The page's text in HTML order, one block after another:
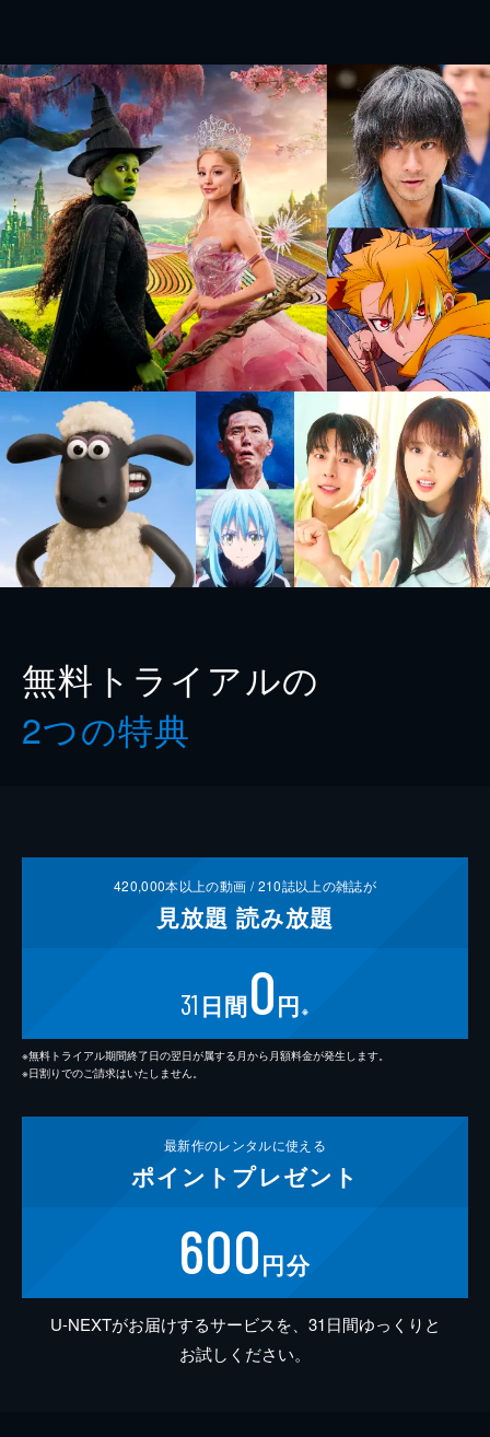
無料トライアルの
2つの特典
420,000本以上の動画 /210誌以上の雑誌が
見放題 読み放題
31 日間0円 ※
※無料トライアル期間終了日の翌日が属する月から月額料金が発生します。
※日割りでのご請求はいたしません。
最新作のレンタルに使える
ポイント プレゼント
600円分
U-NEXTがお届けするサービスを、31日間ゆっくりと
お試しください。